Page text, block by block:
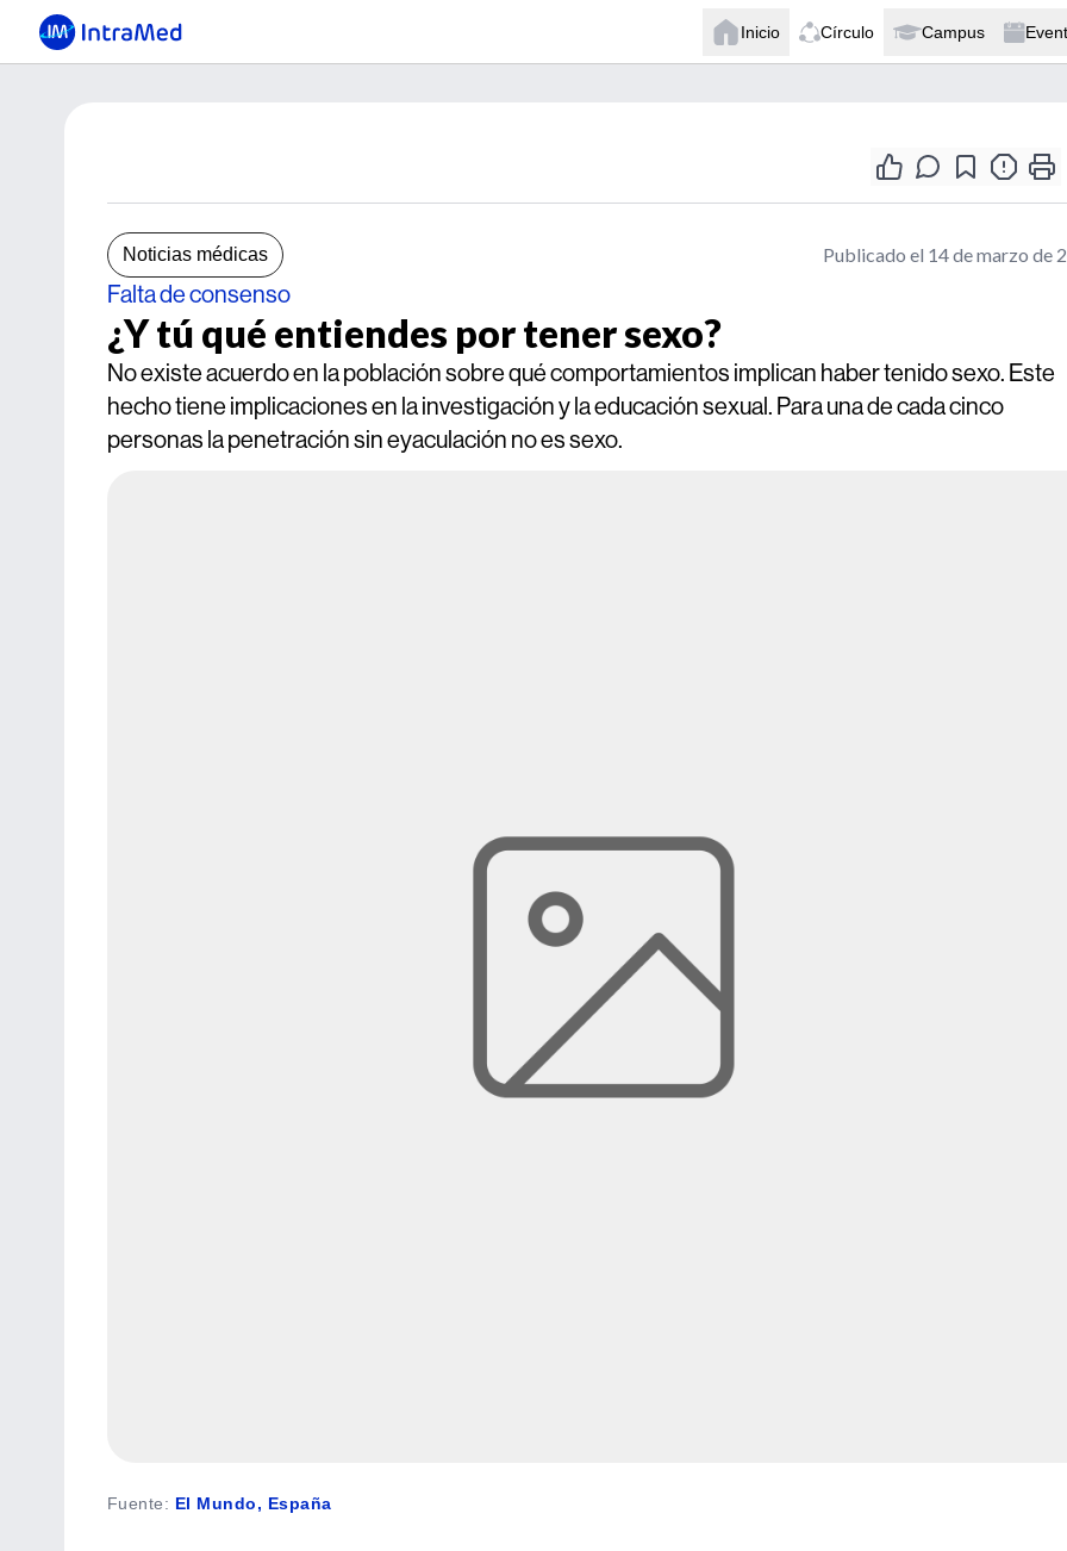
Inicio Círculo Campus
Noticias médicas Publicado el 14 de marzo de
Falta de consenso
¿Y tú qué entiendes por tener sexo?
No existe acuerdo en la población sobre qué comportamientos implican haber tenido sexo. Este
hecho tiene implicaciones en la investigación y la educación sexual. Para una de cada cinco
personas la penetración sin eyaculación no es sexo.
Fuente: El Mundo, España